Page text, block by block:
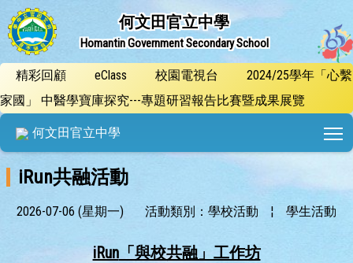
何文田官立中學
Homantin Government Secondary School
精彩回顧 eClass 校園電視台
2024/25學年「心繫
家國」 中醫學寶庫探究---專題研習報告比賽暨成果展覽
何文田官立中學
iRun共融活動
2026-07-06 (星期一) 活動類別：學校活動 ¦ 學生活動
iRun「與校共融」工作坊